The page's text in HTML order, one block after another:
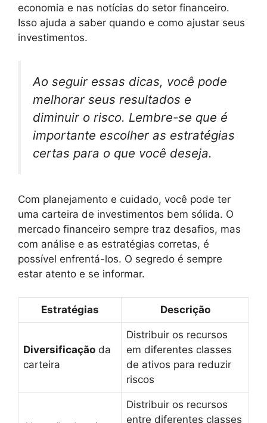
economia e nas notícias do setor financeiro.
Isso ajuda a saber quando e como ajustar seus
investimentos.
Ao seguir essas dicas, você pode
melhorar seus resultados e
diminuir o risco. Lembre-se que é
importante escolher as estratégias
certas para o que você deseja.
Com planejamento e cuidado, você pode ter
uma carteira de investimentos bem sólida. O
mercado financeiro sempre traz desafios, mas
com análise e as estratégias corretas, é
possível enfrentá-los. O segredo é sempre
estar atento e se informar.
Estratégias Descrição
Diversificação da
carteira
Distribuir os recursos
em diferentes classes
de ativos para reduzir
riscos
Distribuir os recursos
entre diferentes classes